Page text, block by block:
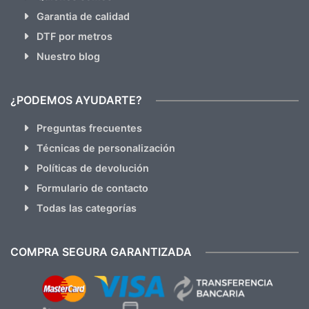
Garantia de calidad
DTF por metros
Nuestro blog
¿PODEMOS AYUDARTE?
Preguntas frecuentes
Técnicas de personalización
Políticas de devolución
Formulario de contacto
Todas las categorías
COMPRA SEGURA GARANTIZADA